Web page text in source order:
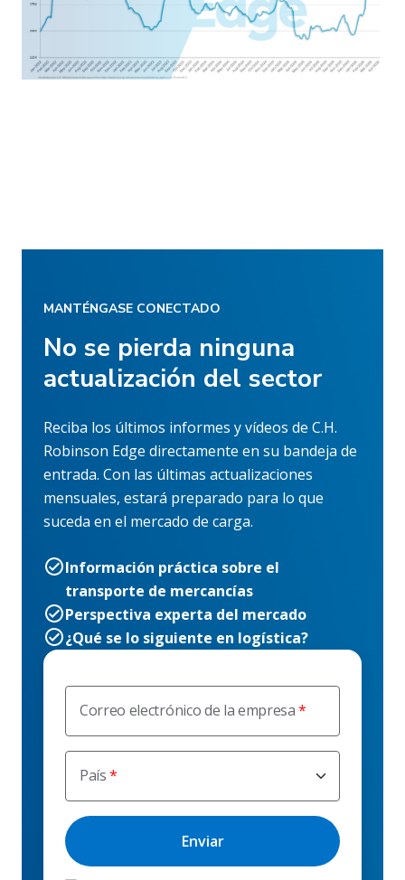
Correo electrónico de la empresa
País
MANTÉNGASE CONECTADO
No se pierda ninguna
actualización del sector
Reciba los últimos informes y vídeos de C.H.
Robinson Edge directamente en su bandeja de
entrada. Con las últimas actualizaciones
mensuales, estará preparado para lo que
suceda en el mercado de carga.
Información práctica sobre el
transporte de mercancías
Perspectiva experta del mercado
¿Qué se lo siguiente en logística?